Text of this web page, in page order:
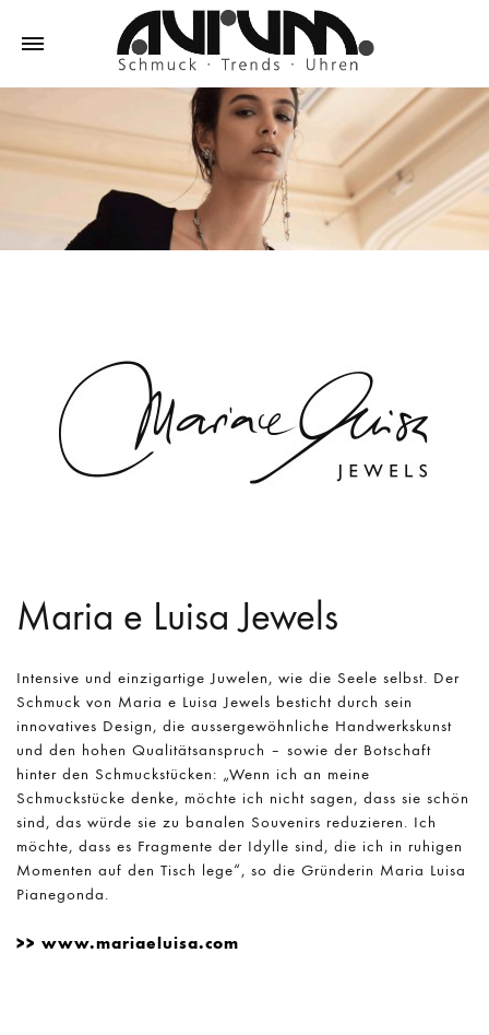
–
Uhren
Maria e LuisaJewels
Intensive und einzigartige Juwelen, wie die Seele selbst. Der
Schmuck von Maria e Luisa Jewels besticht durch sein
innovatives Design, die aussergewöhnliche Handwerkskunst
und den hohen Qualitätsanspruch – sowie der Botschaft
hinter den Schmuckstücken: „Wenn ich an meine
Schmuckstücke denke, möchte ich nicht sagen, dass sie schön
sind, das würde sie zu banalen Souvenirs reduzieren. Ich
möchte, dass es Fragmente der Idylle sind, die ich in ruhigen
Momenten auf den Tisch lege“, so die Gründerin Maria Luisa
Pianegonda.
www.mariaeluisa.com